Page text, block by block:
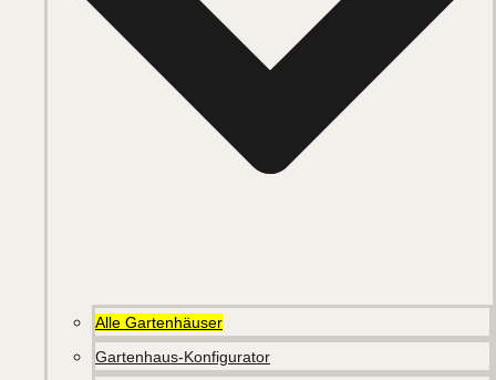
Alle Gartenhäuser
Gartenhaus-Konfigurator